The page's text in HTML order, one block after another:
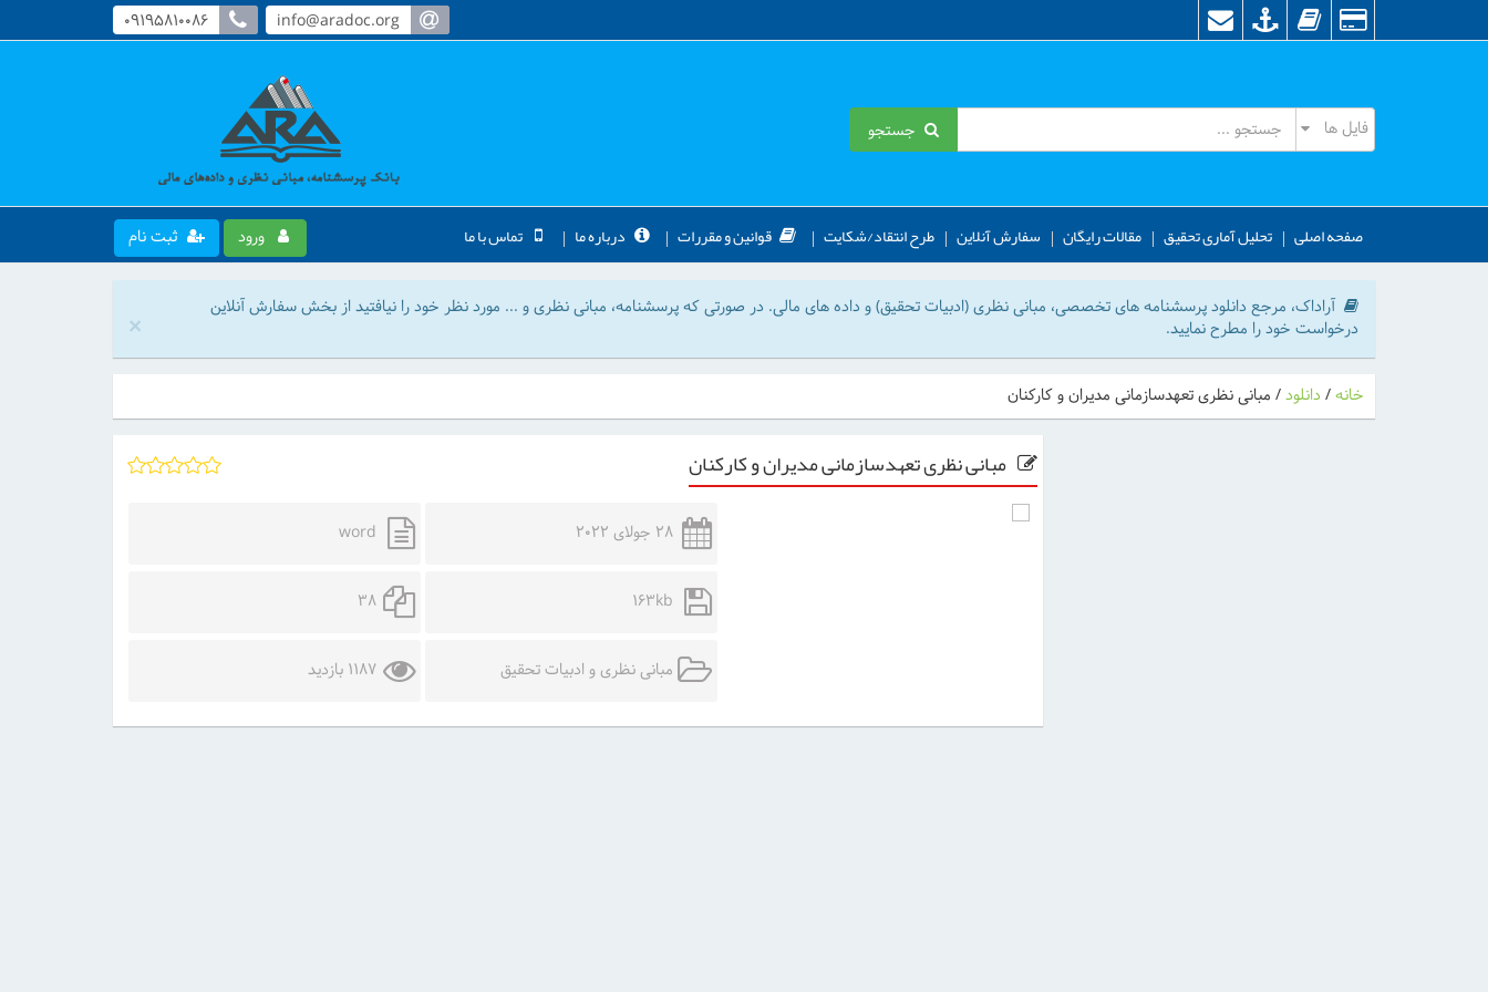
09195810086 info@aradoc.org
جستجو
صفحه اصلی تحلیل آماری تحقیق مقالات رایگان سفارش آنلاین طرح انتقاد/شکایت قوانین و مقررات درباره ما تماس با ما ورود ثبت نام
آراداک، مرجع دانلود پرسشنامه های تخصصی، مبانی نظری (ادبیات تحقیق) و داده های مالی. در صورتی که پرسشنامه، مبانی نظری و ... مورد نظر خود را نیافتید از بخش سفارش آنلاین
درخواست خود را مطرح نمایید.
×
خانه/ دانلود/ مبانی نظری تعهدسازمانی مدیران و کارکنان
مبانی نظری تعهدسازمانی مدیران و کارکنان
28 جولای 2022 word
163kb
38
مبانی نظری و ادبیات تحقیق 1187 بازدید